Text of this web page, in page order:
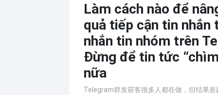
Làm cách nào để
quả tiếp cận tin nhắn
nhắn tin nhóm trên
Đừng để tin tức
nữa
Telegram群发获客很多人都在做，但结果